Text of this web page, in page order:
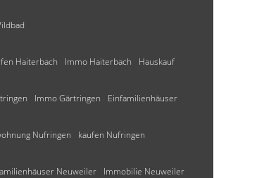
Haiterbach Immo Haiterbach
Hauskauf
Immo Gärtringen
Einfamilienhäuser
Nufringen
kaufen Nufringen
Neuweiler
Immobilie Neuweiler